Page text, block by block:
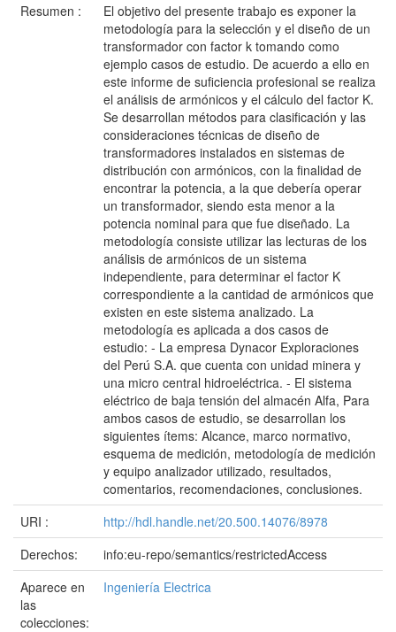
Resumen :
El objetivo del presente trabajo es exponer la
metodología para la selección y el diseño de un
transformador con factor k tomando como
ejemplo casos de estudio. De acuerdo a ello en
este informe de suficiencia profesional se realiza
el análisis de armónicos y el cálculo del factor K.
Se desarrollan métodos para clasificación y las
consideraciones técnicas de diseño de
transformadores instalados en sistemas de
distribución con armónicos, con la finalidad de
encontrar la potencia, a la que debería operar
un transformador, siendo esta menor a la
potencia nominal para que fue diseñado. La
metodología consiste utilizar las lecturas de los
análisis de armónicos de un sistema
independiente, para determinar el factor K
correspondiente a la cantidad de armónicos que
existen en este sistema analizado. La
metodología es aplicada a dos casos de
estudio: - La empresa Dynacor Exploraciones
del Perú S.A. que cuenta con unidad minera y
una micro central hidroeléctrica. - El sistema
eléctrico de baja tensión del almacén Alfa, Para
ambos casos de estudio, se desarrollan los
siguientes ítems: Alcance, marco normativo,
esquema de medición, metodología de medición
y equipo analizador utilizado, resultados,
comentarios, recomendaciones, conclusiones.
URI :
http://hdl.handle.net/20.500.14076/8978
Derechos:
info:eu-repo/semantics/restrictedAccess
Aparece en
las
colecciones:
Ingeniería Electrica